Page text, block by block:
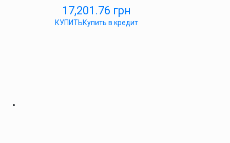
17,201.76 грн
КУПИТЬКупить в кредит